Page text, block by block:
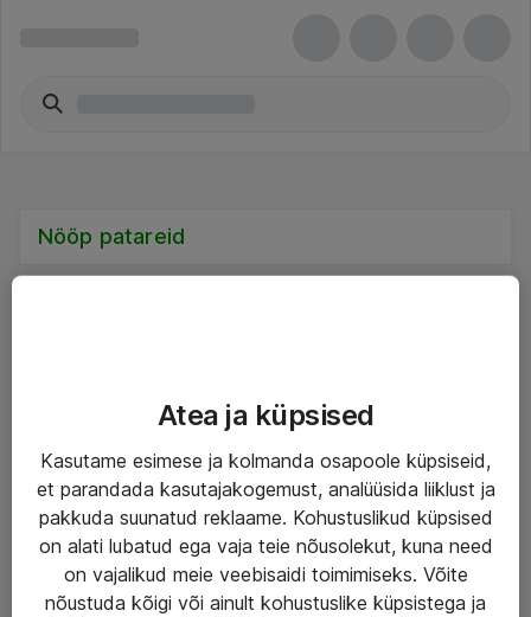
Nööp patareid
IT taristu
Haldusteenused
Garantii
Turva- ja nõrkvoolulahendused
Atea ja küpsised
Kasutame esimese ja kolmanda osapoole küpsiseid,
et parandada kasutajakogemust, analüüsida liiklust ja
pakkuda suunatud reklaame. Kohustuslikud küpsised
on alati lubatud ega vaja teie nõusolekut, kuna need
on vajalikud meie veebisaidi toimimiseks. Võite
nõustuda kõigi või ainult kohustuslike küpsistega ja